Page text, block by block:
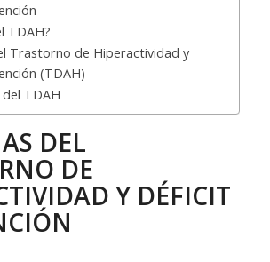
TDAH?
Trastorno de Hiperactividad y
(TDAH)
TDAH
DEL
DE
Y DÉFICIT